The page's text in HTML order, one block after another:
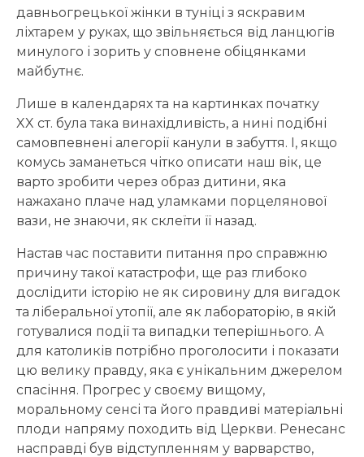
давньогрецької жінки в туніці з яскравим
ліхтарем у руках, що звільняється від ланцюгів
минулого і зорить у сповнене обіцянками
майбутнє.
Лише в календарях та на картинках початку
XX ст. була така винахідливість, а нині подібні
самовпевнені алегорії канули в забуття. І, якщо
комусь заманеться чітко описати наш вік, це
варто зробити через образ дитини, яка
нажахано плаче над уламками порцелянової
вази, не знаючи, як склеїти її назад.
Настав час поставити питання про справжню
причину такої катастрофи, ще раз глибоко
дослідити історію не як сировину для вигадок
та ліберальної утопії, але як лабораторію, в якій
готувалися події та випадки теперішнього. А
для католиків потрібно проголосити і показати
цю велику правду, яка є унікальним джерелом
спасіння. Прогрес у своєму вищому,
моральному сенсі та його правдиві матеріальні
плоди напряму походить від Церкви. Ренесанс
насправді був відступленням у варварство,